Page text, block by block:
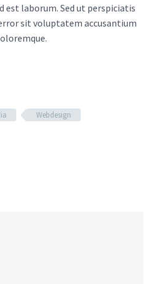
laborum. Sed ut perspiciatis
sit voluptatem accusantium
Webdesign